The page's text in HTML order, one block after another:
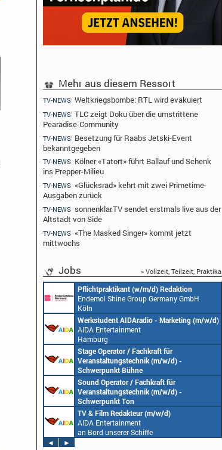
Mehr aus diesem Ressort
TV-NEWS Weltkriegsbombe: RTL wird evakuiert
TV-NEWS TLC zeigt Doku über die umstrittene
Pearadise-Community
TV-NEWS Besetzung für Raabs Jetski-Event
bekanntgegeben
TV-NEWS Kölner «Tatort» führt Ballauf und Schenk
ins Prepper-Milieu
TV-NEWS «Glücksrad» kehrt mit zwei Primetime-
Ausgaben zurück
TV-NEWS sonnenklar.TV sendet erstmals live aus der
Altstadt von Side
TV-NEWS «The Masked Singer» kommt jetzt
mittwochs
Jobs » Vollzeit, Teilzeit, Praktika
Pflichtpraktikant (w/m/d) Redaktion
Endemol Shine Group Germany GmbH
Köln
Werkstudent AIDAradio - Marketing (m/w/d)
AIDA Entertainment
Hamburg
Stage Operator / Fachkraft für
Veranstaltungstechnik (m/w/d) -
Schwerpunkt Bühne
AIDA Entertainment
an Bord unserer Schiffe
Sound Operator / Fachkraft für
Veranstaltungstechnik (m/w/d) -
Schwerpunkt Ton
AIDA Entertainment
an Bord unserer Schiffe
TV & Film Redakteur (m/w/d)
AIDA Entertainment
an Bord unserer Schiffe
◄
►